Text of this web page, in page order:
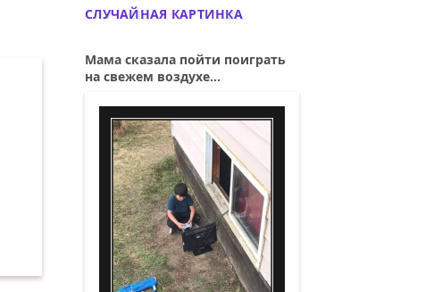
СЛУЧАЙНАЯ КАРТИНКА
Мама сказала пойти поиграть
на свежем воздухе...